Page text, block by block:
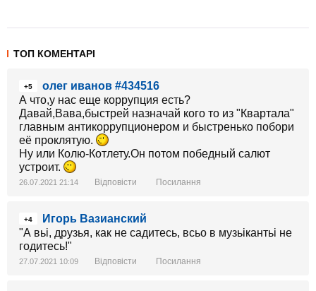
ТОП КОМЕНТАРІ
+5
олег иванов #434516
А что,у нас еще коррупция есть?
Давай,Вава,быстрей назначай кого то из "Квартала"
главным антикоррупционером и быстренько побори
её проклятую.
Ну или Колю-Котлету.Он потом победный салют
устроит.
26.07.2021 21:14 Відповісти Посилання
+4
Игорь Вазианский
"А вьі, друзья, как не садитесь, всьо в музьікантьі не
годитесь!"
27.07.2021 10:09 Відповісти Посилання